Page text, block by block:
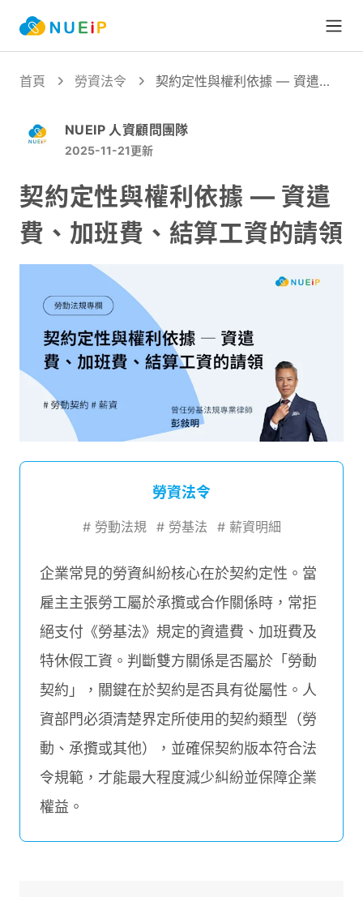
首頁 勞資法令
契約定性與權利依據 — 資遣
NUEIP 人資顧問團隊
2025-11-21更新
契約定性與權利依據 — 資遣
費、加班費、結算工資的請領
勞資法令
# 勞動法規 # 勞基法 # 薪資明細
企業常見的勞資糾紛核心在於契約定性。當
雇主主張勞工屬於承攬或合作關係時，常拒
絕支付《勞基法》規定的資遣費、加班費及
特休假工資。判斷雙方關係是否屬於「勞動
契約」，關鍵在於契約是否具有從屬性。人
資部門必須清楚界定所使用的契約類型（勞
動、承攬或其他），並確保契約版本符合法
令規範，才能最大程度減少糾紛並保障企業
權益。